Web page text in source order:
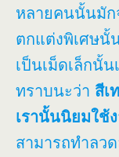
หลายคนนั้นมัก
ตกแต่งพิเศษนั้
เป็นเม็ดเล็กนั้
ทราบนะว่า สีเ
เรานั้นนิยมใช้
สามารถทำลว